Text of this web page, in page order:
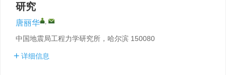
研究
唐丽华 ,
中国地震局工程力学研究所，哈尔滨 150080
详细信息